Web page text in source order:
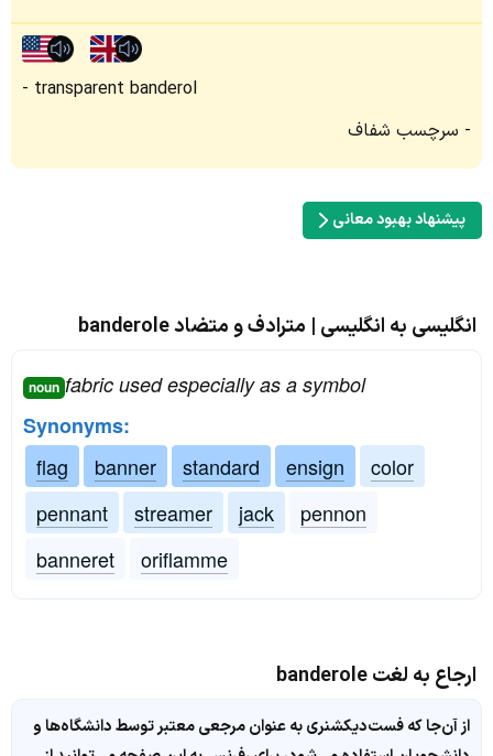
transparent banderol
سرچسب شفاف
پیشنهاد بهبود معانی
انگلیسی به انگلیسی | مترادف و متضاد banderole
noun fabric used especially as a symbol
Synonyms:
flag
banner standard ensign
color
pennant
streamer jack
pennon
banneret
oriflamme
ارجاع به لغت banderole
از آن‌جا که فست‌دیکشنری به عنوان مرجعی معتبر توسط دانشگاه‌ها و